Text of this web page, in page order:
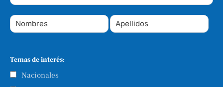
Temas de interés:
Nacionales